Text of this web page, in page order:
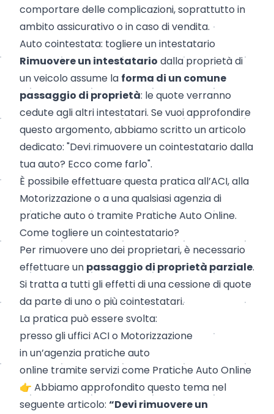
comportare delle complicazioni, soprattutto in
ambito assicurativo o in caso di vendita.
Auto cointestata: togliere un intestatario
Rimuovere un intestatario dalla proprietà di
un veicolo assume la forma di un comune
passaggio di proprietà: le quote verranno
cedute agli altri intestatari. Se vuoi approfondire
questo argomento, abbiamo scritto un articolo
dedicato: "Devi rimuovere un cointestatario dalla
tua auto? Ecco come farlo".
È possibile effettuare questa pratica all’ACI, alla
Motorizzazione o a una qualsiasi agenzia di
pratiche auto o tramite Pratiche Auto Online.
Come togliere un cointestatario?
Per rimuovere uno dei proprietari, è necessario
effettuare un passaggio di proprietà parziale.
Si tratta a tutti gli effetti di una cessione di quote
da parte di uno o più cointestatari.
La pratica può essere svolta:
presso gli uffici ACI o Motorizzazione
in un’agenzia pratiche auto
online tramite servizi come Pratiche Auto Online
👉 Abbiamo approfondito questo tema nel
seguente articolo: “Devi rimuovere un